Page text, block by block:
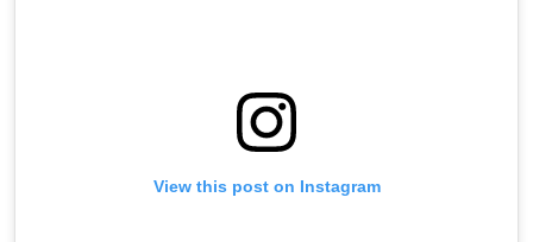
View this post on Instagram